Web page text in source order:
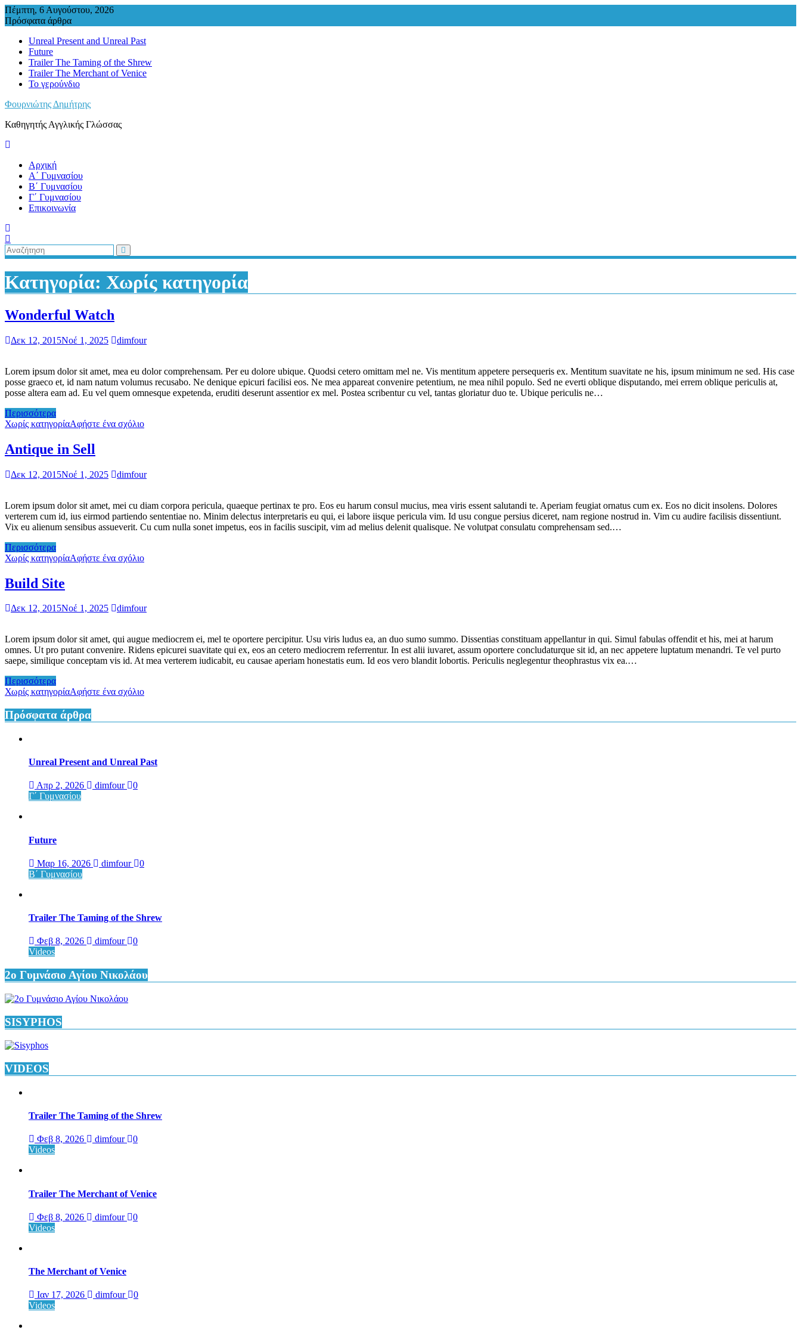
Περάστε
στο
Πέμπτη, 6 Αυγούστου, 2026
Πρόσφατα άρθρα
Unreal Present and Unreal Past
Future
Trailer The Taming of the Shrew
Trailer The Merchant of Venice
Το γερούνδιο
Φουρνιώτης Δημήτρης
Καθηγητής Αγγλικής Γλώσσας
Αρχική
Α΄ Γυμνασίου
Β΄ Γυμνασίου
Γ΄ Γυμνασίου
Επικοινωνία
Κατηγορία: Χωρίς κατηγορία
Wonderful Watch
Δεκ 12, 2015Νοέ 1, 2025 dimfour
Lorem ipsum dolor sit amet, mea eu dolor comprehensam. Per eu dolore ubique. Quodsi cetero omittam mel ne. Vis mentitum appetere persequeris ex. Mentitum suavitate ne his, ipsum minimum ne sed. His case
posse graeco et, id nam natum volumus recusabo. Ne denique epicuri facilisi eos. Ne mea appareat convenire petentium, ne mea nihil populo. Sed ne everti oblique disputando, mei errem oblique periculis at,
posse altera eam ad. Eu vel quem omnesque expetenda, eruditi deserunt assentior ex mel. Postea scribentur cu vel, tantas gloriatur duo te. Ubique periculis ne…
Περισσότερα
Χωρίς κατηγορίαΑφήστε ένα σχόλιο
Antique in Sell
Δεκ 12, 2015Νοέ 1, 2025 dimfour
Lorem ipsum dolor sit amet, mei cu diam corpora pericula, quaeque pertinax te pro. Eos eu harum consul mucius, mea viris essent salutandi te. Aperiam feugiat ornatus cum ex. Eos no dicit insolens. Dolores
verterem cum id, ius eirmod partiendo sententiae no. Minim delectus interpretaris eu qui, ei labore iisque pericula vim. Id usu congue persius diceret, nam regione nostrud in. Vim cu audire facilisis dissentiunt.
Vix eu alienum sensibus assueverit. Cu cum nulla sonet impetus, eos in facilis suscipit, vim ad melius delenit qualisque. Ne volutpat consulatu comprehensam sed.…
Περισσότερα
Χωρίς κατηγορίαΑφήστε ένα σχόλιο
Build Site
Δεκ 12, 2015Νοέ 1, 2025 dimfour
Lorem ipsum dolor sit amet, qui augue mediocrem ei, mel te oportere percipitur. Usu viris ludus ea, an duo sumo summo. Dissentias constituam appellantur in qui. Simul fabulas offendit et his, mei at harum
omnes. Ut pro putant convenire. Ridens epicurei suavitate qui ex, eos an cetero mediocrem referrentur. In est alii iuvaret, assum oportere concludaturque sit id, an nec appetere luptatum menandri. Te vel purto
saepe, similique conceptam vis id. At mea verterem iudicabit, eu causae aperiam honestatis eum. Id eos vero blandit lobortis. Periculis neglegentur theophrastus vix ea.…
Περισσότερα
Χωρίς κατηγορίαΑφήστε ένα σχόλιο
Πρόσφατα άρθρα
Unreal Present and Unreal Past
Απρ 2, 2026 dimfour
0
Γ΄ Γυμνασίου
Future
Μαρ 16, 2026 dimfour
0
Β΄ Γυμνασίου
Trailer The Taming of the Shrew
Φεβ 8, 2026 dimfour
0
Videos
2ο Γυμνάσιο Αγίου Νικολάου
SISYPHOS
VIDEOS
Trailer The Taming of the Shrew
Φεβ 8, 2026 dimfour
0
Videos
Trailer The Merchant of Venice
Φεβ 8, 2026 dimfour
0
Videos
The Merchant of Venice
Ιαν 17, 2026 dimfour
0
Videos